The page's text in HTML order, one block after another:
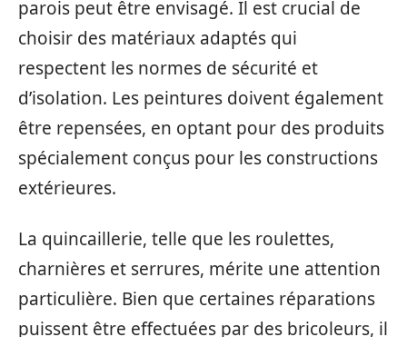
parois peut être envisagé. Il est crucial de
choisir des matériaux adaptés qui
respectent les normes de sécurité et
d’isolation. Les peintures doivent également
être repensées, en optant pour des produits
spécialement conçus pour les constructions
extérieures.
La quincaillerie, telle que les roulettes,
charnières et serrures, mérite une attention
particulière. Bien que certaines réparations
puissent être effectuées par des bricoleurs, il